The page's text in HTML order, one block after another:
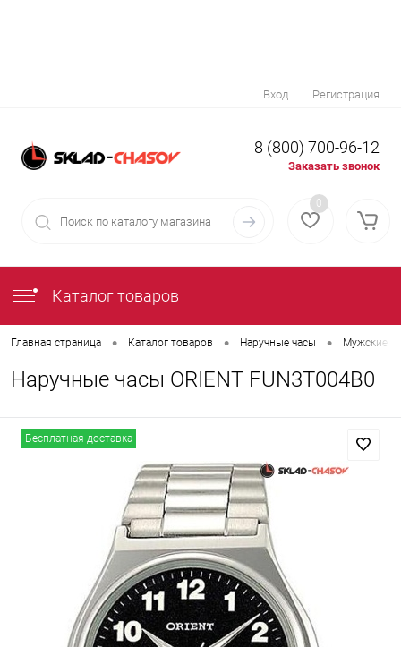
Вход Регистрация
8 (800) 700-96-12
Заказать звонок
0
Каталог товаров
Главная страница • Каталог товаров • Наручные часы • Мужские
Наручные часы ORIENT FUN3T004B0
Бесплатная доставка